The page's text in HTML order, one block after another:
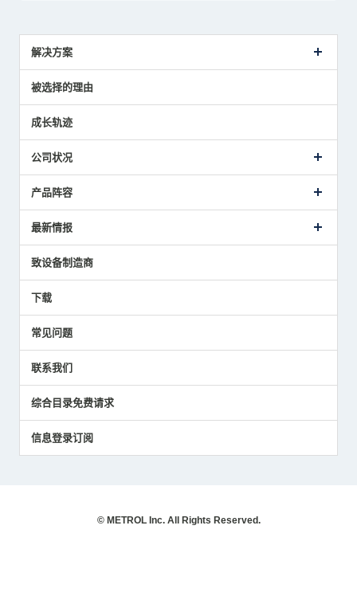
解决方案
解决方案建议
被选择的理由
成长轨迹
公司状况
致词
主要获奖经历
国家/地区/语言
产品阵容
对刀仪
气压式精密定位传感器
最新情报
美德龙的技术
员工博客
中小企业BCP地震对策
传感器技术指南
社长博客
致设备制造商
下载
常见问题
联系我们
综合目录免费请求
信息登录订阅
© METROL Inc. All Rights Reserved.